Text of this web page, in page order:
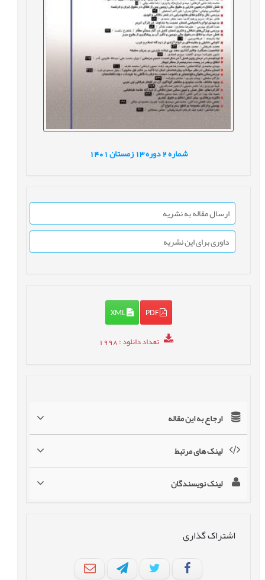
شماره2 دوره13 زمستان1401
ارسال مقاله به نشریه
داوری برای این نشریه
PDF
XML
تعداد دانلود: 1998
ارجاع به این مقاله
لینک های مرتبط
لینک نویسندگان
اشتراک گذاری